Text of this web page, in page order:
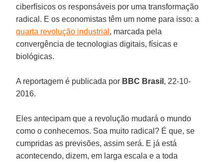
ciberfísicos os responsáveis por uma transformação
radical. E os economistas têm um nome para isso: a
quarta revolução industrial , marcada pela
convergência de tecnologias digitais, físicas e
biológicas.
A reportagem é publicada por BBC Brasil , 22-10-
2016.
Eles antecipam que a revolução mudará o mundo
como o conhecemos. Soa muito radical? É que, se
cumpridas as previsões, assim será. E já está
acontecendo, dizem, em larga escala e a toda